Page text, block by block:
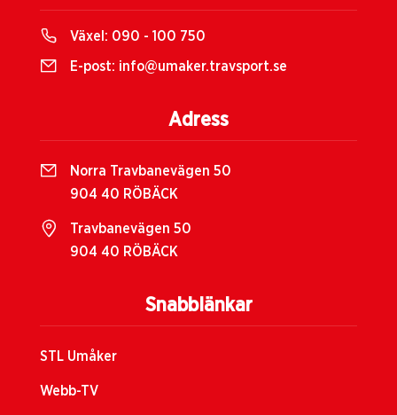
Snabblänkar
STL Umåker
Webb-TV
Växel: 090 - 100 750
E-post: info@umaker.travsport.se
Adress
Norra Travbanevägen 50
904 40 RÖBÄCK
Travbanevägen 50
904 40 RÖBÄCK